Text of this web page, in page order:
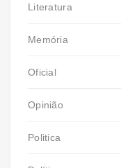
Literatura
Memória
Oficial
Opinião
Politica